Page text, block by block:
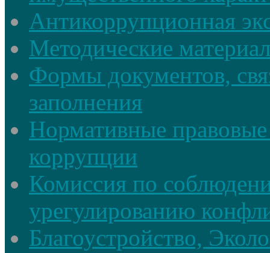
Антикоррупционная
Методические
Формы документов,
заполнения
Нормативные
коррупции
Комиссия по
урегулированию
Благоустройство,